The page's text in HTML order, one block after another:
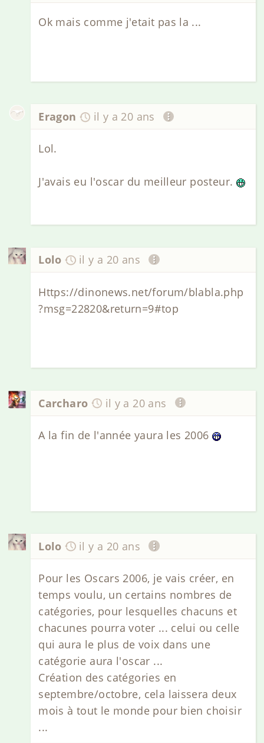
Ok mais comme j'etait pas la ...
Eragon il y a 20 ans
Lol.
J'avais eu l'oscar du meilleur posteur.
Lolo il y a 20 ans
Https://dinonews.net/forum/blabla.php
?msg=22820&return=9#top
Carcharo il y a 20 ans
A la fin de l'année yaura les 2006
Lolo il y a 20 ans
Pour les Oscars 2006, je vais créer, en
temps voulu, un certains nombres de
catégories, pour lesquelles chacuns et
chacunes pourra voter ... celui ou celle
qui aura le plus de voix dans une
catégorie aura l'oscar ...
Création des catégories en
septembre/octobre, cela laissera deux
mois à tout le monde pour bien choisir
...